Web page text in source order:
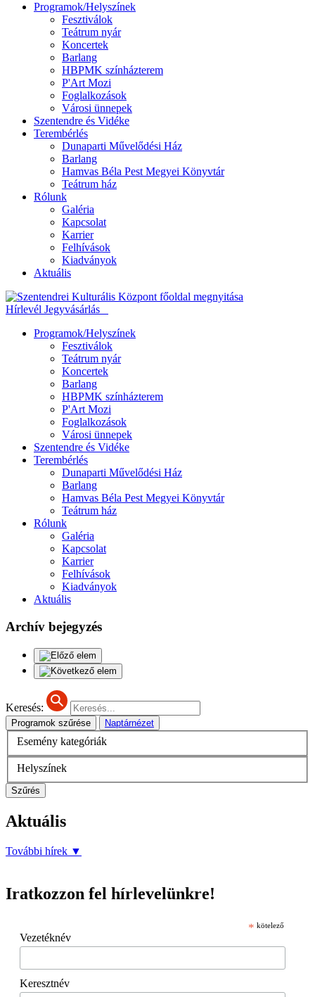
Programok/Helyszínek
Fesztiválok
Teátrum nyár
Koncertek
Barlang
HBPMK színházterem
P'Art Mozi
Foglalkozások
Városi ünnepek
Szentendre és Vidéke
Terembérlés
Dunaparti Művelődési Ház
Barlang
Hamvas Béla Pest Megyei Könyvtár
Teátrum ház
Rólunk
Galéria
Kapcsolat
Karrier
Felhívások
Kiadványok
Aktuális
Hírlevél Jegyvásárlás
Programok/Helyszínek
Fesztiválok
Teátrum nyár
Koncertek
Barlang
HBPMK színházterem
P'Art Mozi
Foglalkozások
Városi ünnepek
Szentendre és Vidéke
Terembérlés
Dunaparti Művelődési Ház
Barlang
Hamvas Béla Pest Megyei Könyvtár
Teátrum ház
Rólunk
Galéria
Kapcsolat
Karrier
Felhívások
Kiadványok
Aktuális
Archív bejegyzés
Keresés:
Programok szűrése Naptárnézet
Esemény kategóriák
Helyszínek
Szűrés
Aktuális
További hírek ▼
Iratkozzon fel hírlevelünkre!
* kötelező
Vezetéknév
Keresztnév